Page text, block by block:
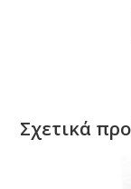
Σχετικά